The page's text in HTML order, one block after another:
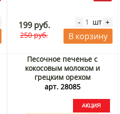
199 руб.
250 руб.
- шт +
В корзину
Песочное печенье с
кокосовым молоком и
грецким орехом
Симлез/Simlez, Китай, 260 г
арт. 28085